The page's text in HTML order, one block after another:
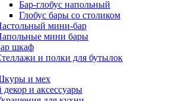
Бар-глобус напольный
Глобус бары со столиком
мини-бар
мини бары
шкаф
и полки для бутылок
и мех
декор и аксессуары